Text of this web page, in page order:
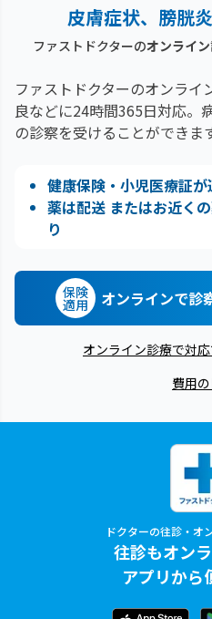
皮膚症状、膀胱
ファストドクターのオンライ
ファストドクターのオンライ
良などに24時間365日対応。
の診察を受けることができま
健康保険・小児医療証が
薬は配送 またはお近く
り
保険
適用 オンラインで診
オンライン診療で対
費用
ドクターの往診・オ
往診もオン
アプリから